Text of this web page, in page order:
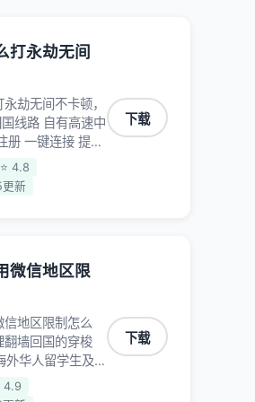
打永劫无间
劫无间不卡顿，
线路 自有高速中
册 一键连接 提供
内直达视频音乐
应用模式 App互
⭐ 4.8
新
下载
微信地区限
信地区限制怎么
翻墙回国的穿梭
外华人留学生及
破除地区版权限
低游戏延迟，加
4.9
下载